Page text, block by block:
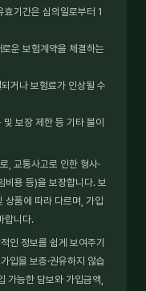
기간은 심의일로부터 1
운 보험계약을 체결하는
거나 보험료가 인상될 수
보장 제한 등 기타 불이
, 교통사고로 인한 형사·
비용 등)을 보장합니다. 보
상품에 따라 다르며, 가입
랍니다.
인 정보를 쉽게 보여주기
입을 보증·권유하지 않습
가능한 담보와 가입금액,